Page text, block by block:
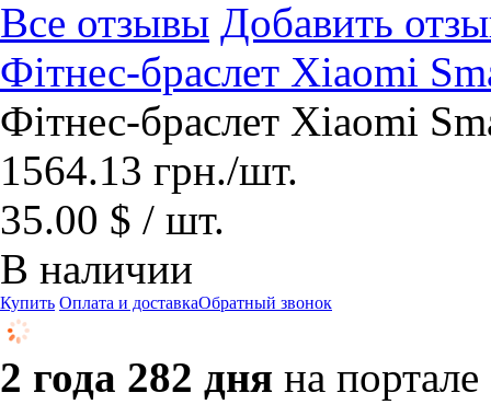
Все отзывы Добавить
Фітнес-браслет Xiaomi
Фітнес-браслет Xiaomi
1564.13 грн./шт.
35.00 $ / шт.
В наличии
Купить Оплата и доставкаОбратный звонок
2 года 282 дня на портале